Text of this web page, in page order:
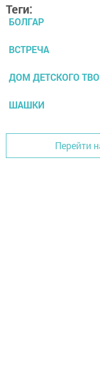
Теги:
БОЛГАР
ВСТРЕЧА
ДОМ ДЕТСКОГО
ШАШКИ
Перейти